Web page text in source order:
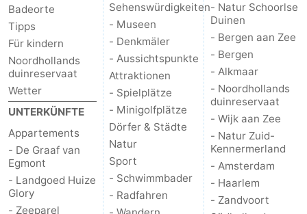
Haag
Rotterdam
-
Rockanje
Wetter
Kontakt
Badeorte
Tipps
Für kindern
Noordhollands
duinreservaat
Wetter
UNTERKÜNFTE
Appartements
- De Graaf van
Egmont
- Landgoed Huize
Glory
- Zeeparel
Sehenswürdigkeiten
- Museen
- Denkmäler
- Aussichtspunkte
Attraktionen
- Spielplätze
- Minigolfplätze
Dörfer & Städte
Natur
Sport
- Schwimmbader
- Radfahren
- Natur Schoorlse
Duinen
- Bergen aan Zee
- Bergen
- Alkmaar
- Noordhollands
duinreservaat
- Wijk aan Zee
- Natur Zuid-
Kennermerland
- Amsterdam
- Haarlem
- Zandvoort